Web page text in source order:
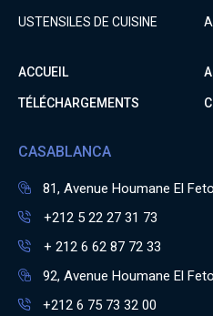
USTENSILES DE CUISINE
ACCUEIL
TÉLÉCHARGEMENTS
CASABLANCA
81, Avenue Houmane El
+212 5 22 27 31 73
+ 212 6 62 87 72 33
92, Avenue Houmane El
+212 6 75 73 32 00